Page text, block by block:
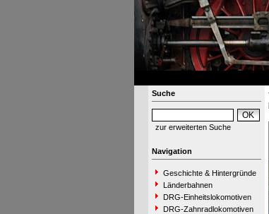
Suche
zur erweiterten Suche
Navigation
Geschichte & Hintergründe
Länderbahnen
DRG-Einheitslokomotiven
DRG-Zahnradlokomotiven